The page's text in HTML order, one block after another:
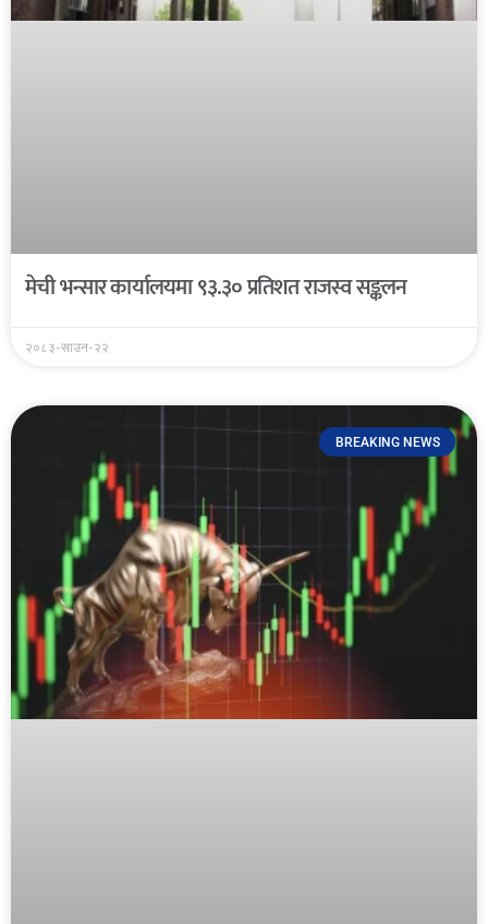
मेची भन्सार कार्यालयमा ९३.३० प्रतिशत राजस्व सङ्कलन
२०८३-साउन-२२
BREAKING NEWS